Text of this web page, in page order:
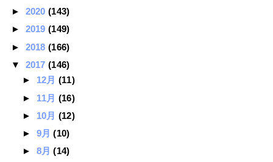
► 2020(143)
► 2019(149)
► 2018(166)
▼ 2017(146)
► 12月 (11)
► 11月 (16)
► 10月 (12)
► 9月(10)
► 8月(14)